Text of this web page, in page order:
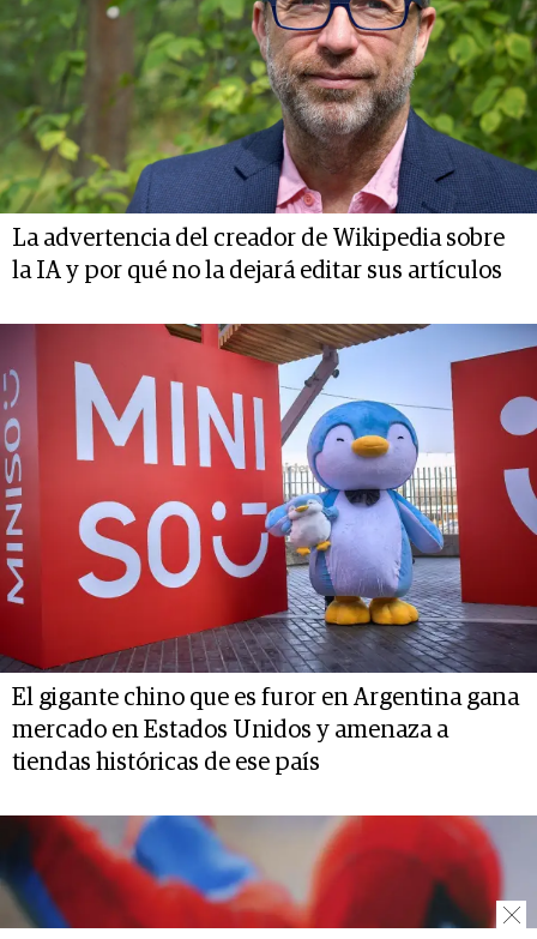
La advertencia del creador de Wikipedia sobre
la IA y por qué no la dejará editar sus artículos
El gigante chino que es furor en Argentina gana
mercado en Estados Unidos y amenaza a
tiendas históricas de ese país